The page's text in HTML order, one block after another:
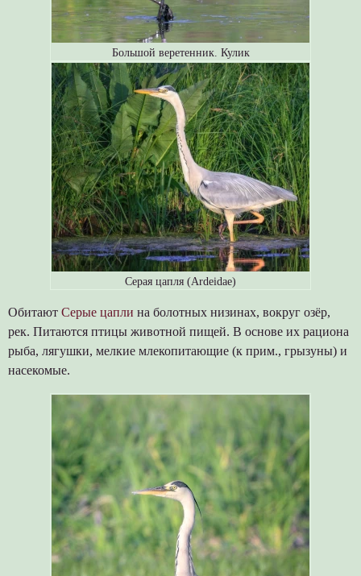
Большой веретенник. Кулик
Серая цапля (Ardeidae)
Обитают Серые цапли на болотных низинах, вокруг озёр,
рек. Питаются птицы животной пищей. В основе их рациона
рыба, лягушки, мелкие млекопитающие (к прим., грызуны) и
насекомые.